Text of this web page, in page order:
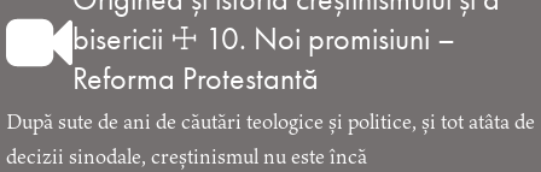
bisericii ☩ 10. Noi promisiuni –
Reforma Protestantă
După sute de ani de căutări teologice și politice, și tot atâta de
decizii sinodale, creștinismul nu este încă